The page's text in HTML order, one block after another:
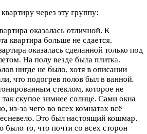
через эту группу:
оказалась отличной. К
квартира больше не сдается.
оказалась сделанной только под
На полу везде была плитка.
нигде не было, хотя в описании
что подогрев полов был в ванной.
стеклом, которое не
скупое зимнее солнце. Сами окна
из-за чего во всех комнатах всё
Это был настоящий кошмар.
было то, что почти со всех сторон